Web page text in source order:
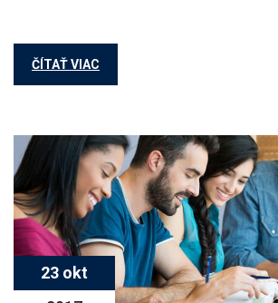
ČÍTAŤ VIAC
23 okt